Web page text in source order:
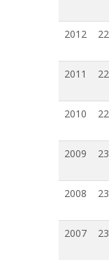
2012
2011
2010
2009
2008
2007